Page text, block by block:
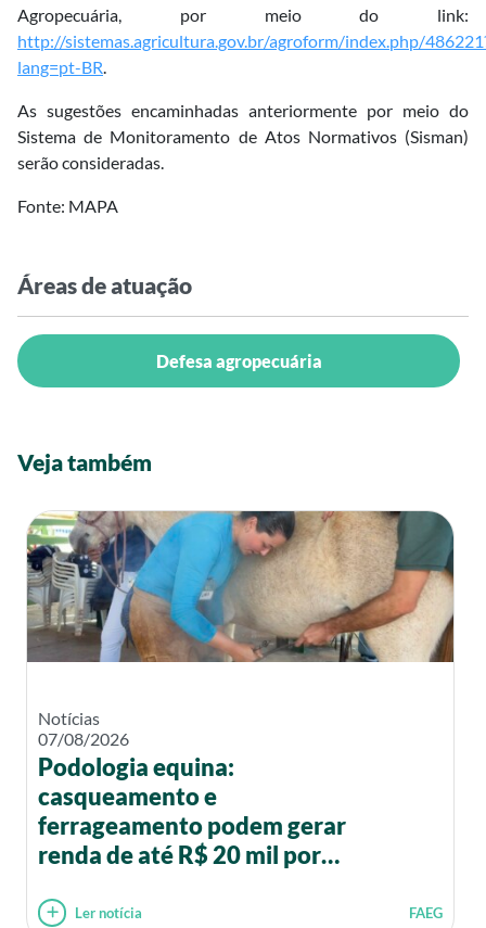
Agropecuária, por meio do link:
http://sistemas.agricultura.gov.br/agroform/index.php/
lang=pt-BR
As sugestões encaminhadas anteriormente por meio do
Sistema de Monitoramento de Atos Normativos (Sisman)
serão consideradas.
Fonte: MAPA
Áreas de atuação
Defesa agropecuária
Veja também
Notícias
07/08/2026
Podologia equina:
casqueamento e
ferrageamento podem gerar
renda de até R$ 20 mil por
Ler notícia FAEG